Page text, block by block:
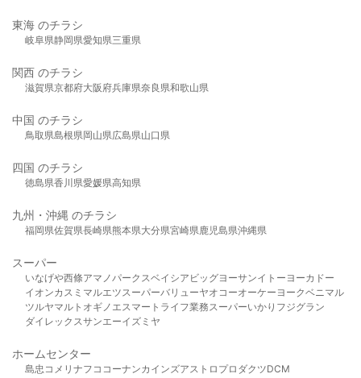
東海 のチラシ
岐阜県静岡県愛知県三重県
関西 のチラシ
滋賀県京都府大阪府兵庫県奈良県和歌山県
中国 のチラシ
鳥取県島根県岡山県広島県山口県
四国 のチラシ
徳島県香川県愛媛県高知県
九州・沖縄 のチラシ
福岡県佐賀県長崎県熊本県大分県宮崎県鹿児島県沖縄県
スーパー
いなげや西條アマノパークスベイシア ビッグヨーサンイトーヨーカドー
イオンカスミ マルエツスーパーバリューヤオコーオーケー ヨークベニマル
ツルヤマルト オギノ エスマート ライフ業務スーパーいかり フジグラン
ダイレックスサンエーイズミヤ
ホームセンター
島忠 コメリ ナフコ コーナンカインズアストロプロダクツDCM